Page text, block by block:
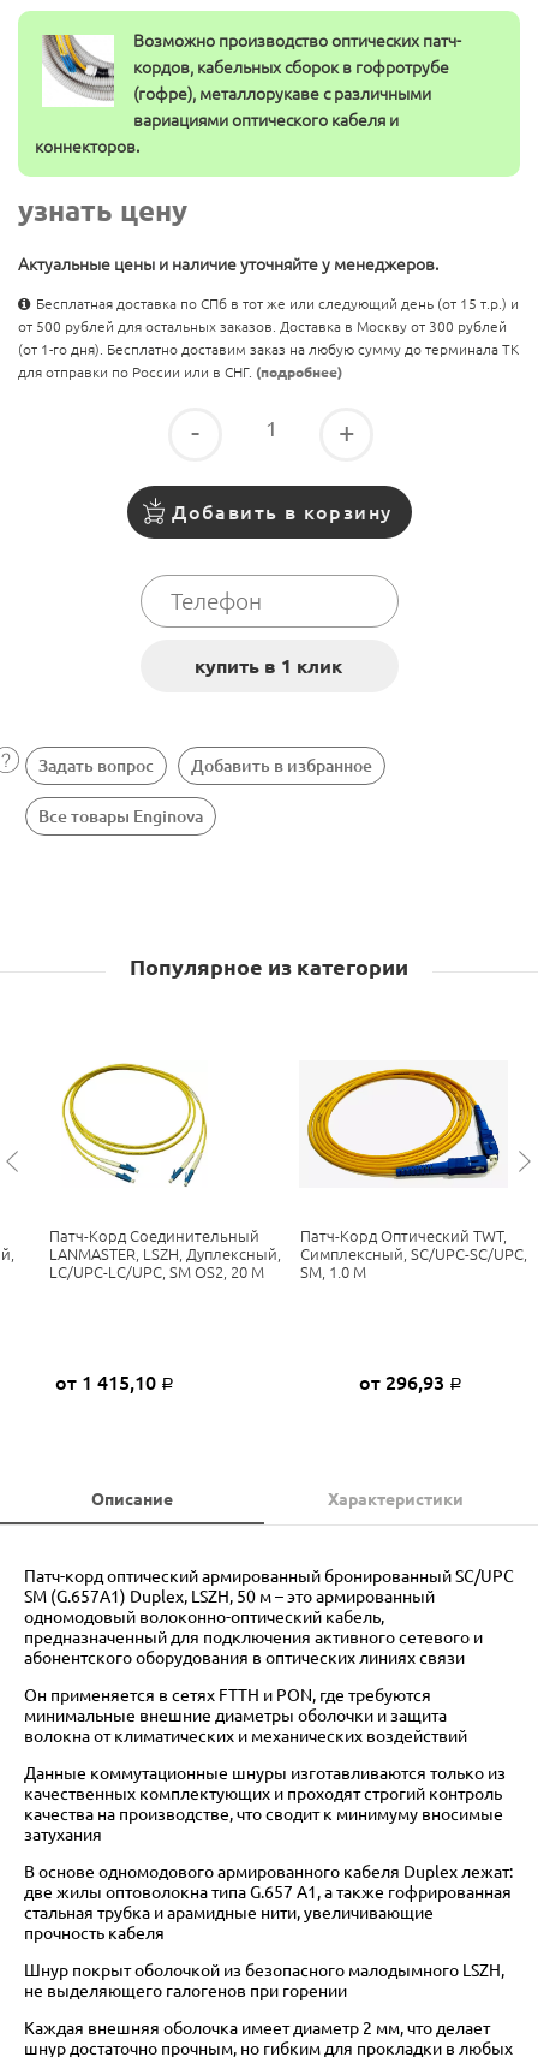
Возможно производство оптических патч-
кордов, кабельных сборок в гофротрубе
(гофре), металлорукаве с различными
вариациями оптического кабеля и
коннекторов.
узнать цену
Актуальные цены и наличие уточняйте у менеджеров.
Бесплатная доставка по СПб в тот же или следующий день (от 15 т.р.) и
от 500 рублей для остальных заказов. Доставка в Москву от 300 рублей
(от 1-го дня). Бесплатно доставим заказ на любую сумму до терминала ТК
для отправки по России или в СНГ. (подробнее)
- +
Добавить в корзину
Задать вопрос Добавить в избранное
Все товары Enginova
Популярное из категории
Патч-Корд Соединительный
LANMASTER, LSZH, Дуплексный,
LC/UPC-LC/UPC, SM OS2, 20 М
от 1 415,10 Р
Патч-Корд Оптический TWT,
Симплексный, SC/UPC-SC/UPC,
SM, 1.0 М
от 296,93 Р
Описание Характеристики
Патч-корд оптический армированный бронированный SC/UPC
SM (G.657A1) Duplex, LSZH, 50 м – это армированный
одномодовый волоконно-оптический кабель,
предназначенный для подключения активного сетевого и
абонентского оборудования в оптических линиях связи
Он применяется в сетях FTTH и PON, где требуются
минимальные внешние диаметры оболочки и защита
волокна от климатических и механических воздействий
Данные коммутационные шнуры изготавливаются только из
качественных комплектующих и проходят строгий контроль
качества на производстве, что сводит к минимуму вносимые
затухания
В основе одномодового армированного кабеля Duplex лежат:
две жилы оптоволокна типа G.657 A1, а также гофрированная
стальная трубка и арамидные нити, увеличивающие
прочность кабеля
Шнур покрыт оболочкой из безопасного малодымного LSZH,
не выделяющего галогенов при горении
Каждая внешняя оболочка имеет диаметр 2 мм, что делает
шнур достаточно прочным, но гибким для прокладки в любых